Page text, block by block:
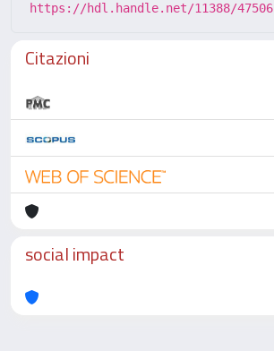
https://hdl.handle.net/11388/47506
Citazioni
social impact